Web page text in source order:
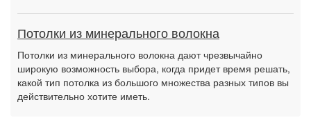
Потолки из минерального волокна
Потолки из минерального волокна дают чрезвычайно
широкую возможность выбора, когда придет время решать,
какой тип потолка из большого множества разных типов вы
действительно хотите иметь.